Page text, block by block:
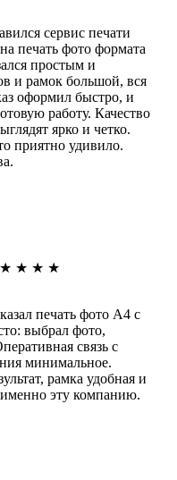
сервис печати
печать фото формата
простым и
и рамок большой, вся
оформил быстро, и
работу. Качество
ярко и четко.
приятно удивило.
★ ★ ★ ★
печать фото А4 с
выбрал фото,
связь с
минимальное.
рамка удобная и
эту компанию.